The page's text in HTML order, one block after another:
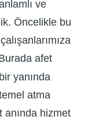
ve
Öncelikle bu
afet
yanında
atma
hizmet